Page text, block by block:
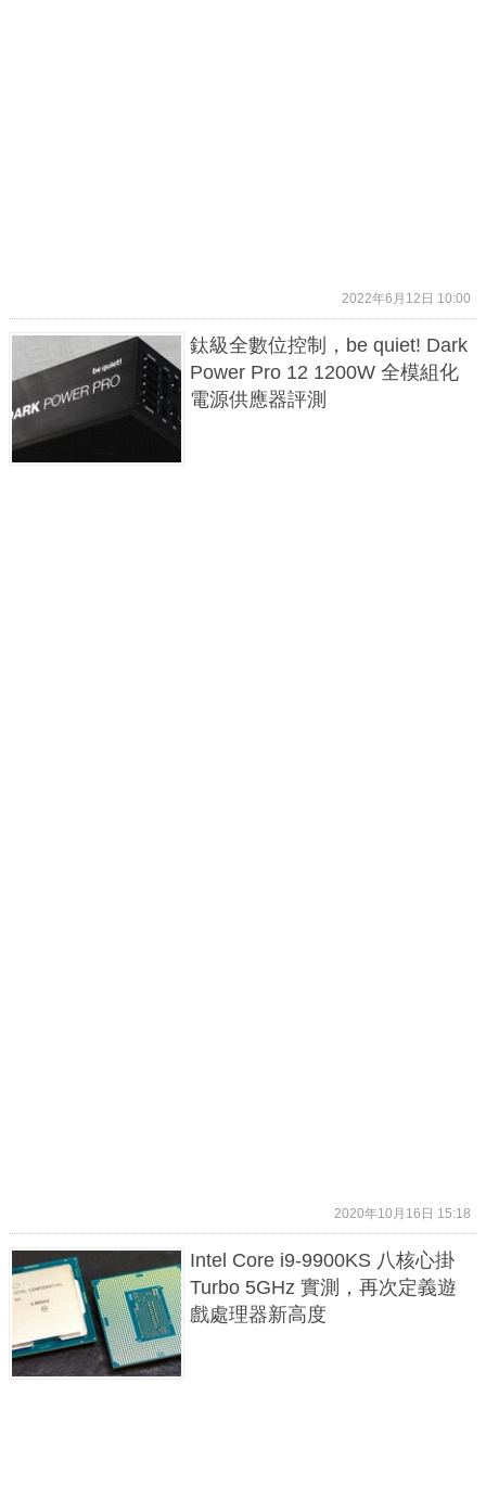
2022年6月12日 10:00
鈦級全數位控制，be quiet! Dark
Power Pro 12 1200W 全模組化
電源供應器評測
2020年10月16日 15:18
Intel Core i9-9900KS 八核心掛
Turbo 5GHz 實測，再次定義遊
戲處理器新高度